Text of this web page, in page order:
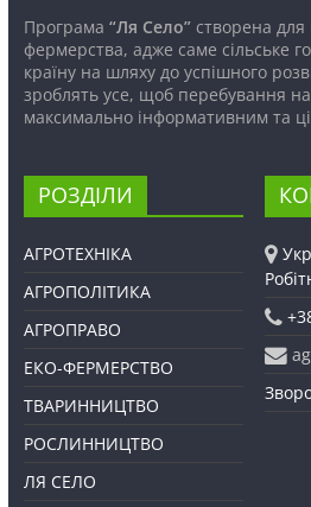
Програма “Ля Село”створена для
фермерства, адже саме сільське
країну на шляху до успішного
зроблять усе, щоб перебування
максимально інформативним та
РОЗДІЛИ
АГРОТЕХНІКА
АГРОПОЛІТИКА
АГРОПРАВО
ЕКО-ФЕРМЕРСТВО
ТВАРИННИЦТВО
РОСЛИННИЦТВО
ЛЯ СЕЛО